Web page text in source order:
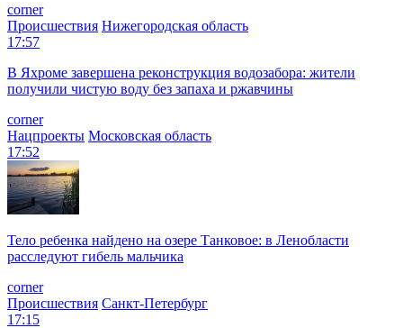
corner
Происшествия Нижегородская область
17:57
В Яхроме завершена реконструкция водозабора: жители
получили чистую воду без запаха и ржавчины
corner
Нацпроекты Московская область
17:52
Тело ребенка найдено на озере Танковое: в Ленобласти
расследуют гибель мальчика
corner
Происшествия Санкт-Петербург
17:15